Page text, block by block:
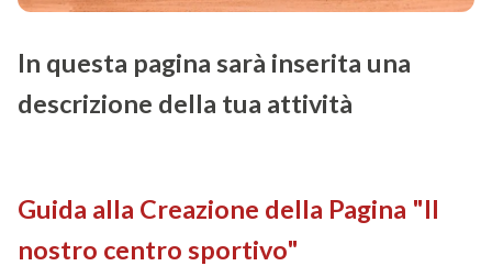
In questa pagina sarà inserita una
descrizione della tua attività
Guida alla Creazione della Pagina "Il
nostro centro sportivo"